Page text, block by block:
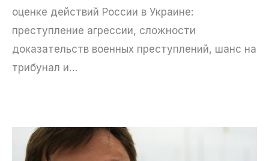
оценке действий России в Украине:
преступление агрессии, сложности
доказательств военных преступлений, шанс на
трибунал и…